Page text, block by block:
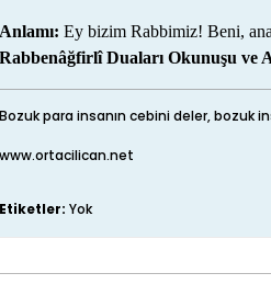
Anlamı: Ey bizim Rabbimiz! Beni,
Rabbenâğfirlî Duaları Okunuşu ve
Bozuk para insanın cebini deler, bozuk
www.ortacilican.net
Etiketler: Yok